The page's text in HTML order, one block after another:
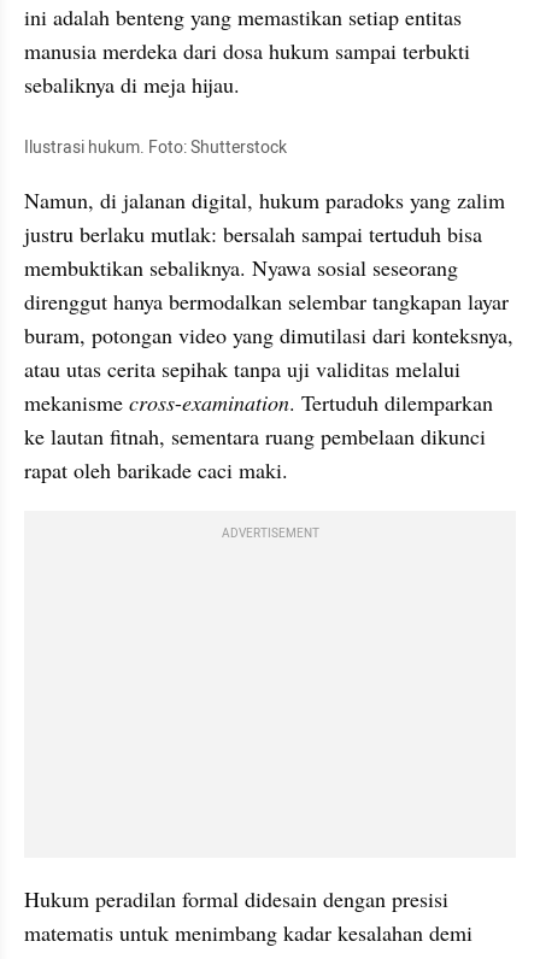
ini adalah benteng yang memastikan setiap entitas
manusia merdeka dari dosa hukum sampai terbukti
sebaliknya di meja hijau.
Ilustrasi hukum. Foto: Shutterstock
Namun, di jalanan digital, hukum paradoks yang zalim
justru berlaku mutlak: bersalah sampai tertuduh bisa
membuktikan sebaliknya. Nyawa sosial seseorang
direnggut hanya bermodalkan selembar tangkapan layar
buram, potongan video yang dimutilasi dari konteksnya,
atau utas cerita sepihak tanpa uji validitas melalui
mekanisme cross-examination. Tertuduh dilemparkan
ke lautan fitnah, sementara ruang pembelaan dikunci
rapat oleh barikade caci maki.
ADVERTISEMENT
Hukum peradilan formal didesain dengan presisi
matematis untuk menimbang kadar kesalahan demi